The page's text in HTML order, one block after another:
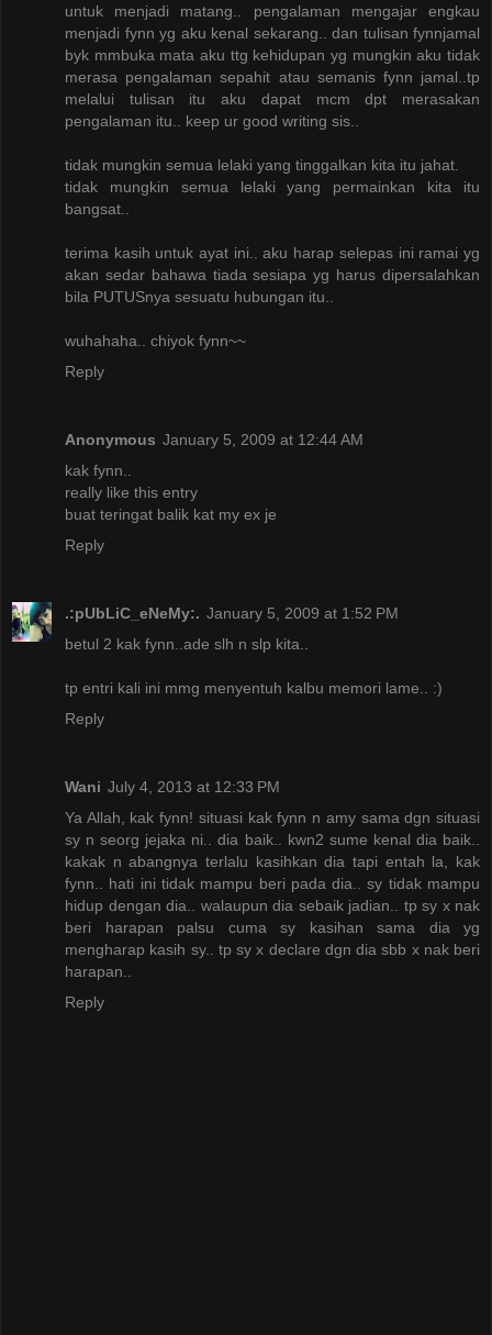
untuk menjadi matang.. pengalaman mengajar engkau
menjadi fynn yg aku kenal sekarang.. dan tulisan fynnjamal
byk mmbuka mata aku ttg kehidupan yg mungkin aku tidak
merasa pengalaman sepahit atau semanis fynn jamal..tp
melalui tulisan itu aku dapat mcm dpt merasakan
pengalaman itu.. keep ur good writing sis..
tidak mungkin semua lelaki yang tinggalkan kita itu jahat.
tidak mungkin semua lelaki yang permainkan kita itu
bangsat..
terima kasih untuk ayat ini.. aku harap selepas ini ramai yg
akan sedar bahawa tiada sesiapa yg harus dipersalahkan
bila PUTUSnya sesuatu hubungan itu..
wuhahaha.. chiyok fynn~~
Reply
Anonymous January 5, 2009 at 12:44 AM
kak fynn..
really like this entry
buat teringat balik kat my ex je
Reply
.:pUbLiC_eNeMy:. January 5, 2009 at 1:52 PM
betul 2 kak fynn..ade slh n slp kita..
tp entri kali ini mmg menyentuh kalbu memori lame.. :)
Reply
Wani July 4, 2013 at 12:33 PM
Ya Allah, kak fynn! situasi kak fynn n amy sama dgn situasi
sy n seorg jejaka ni.. dia baik.. kwn2 sume kenal dia baik..
kakak n abangnya terlalu kasihkan dia tapi entah la, kak
fynn.. hati ini tidak mampu beri pada dia.. sy tidak mampu
hidup dengan dia.. walaupun dia sebaik jadian.. tp sy x nak
beri harapan palsu cuma sy kasihan sama dia yg
mengharap kasih sy.. tp sy x declare dgn dia sbb x nak beri
harapan..
Reply